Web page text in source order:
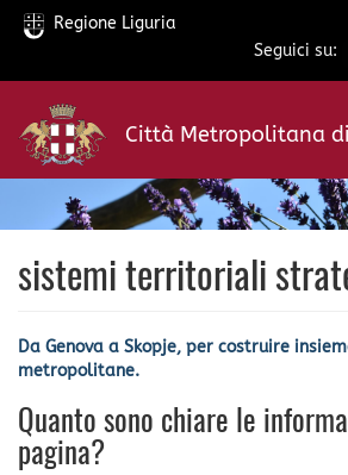
Salta
contenuto
principale
Regione Liguria
Seguici su:
Città Metropolitana
sistemi territoriali
Da Genova a Skopje, per costruire
metropolitane.
Quanto sono chiare le
pagina?